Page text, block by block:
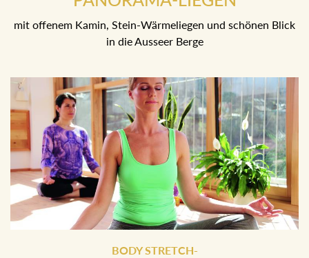
mit offenem Kamin, Stein-Wärmeliegen und schönen Blick
in die Ausseer Berge
BODY STRETCH-